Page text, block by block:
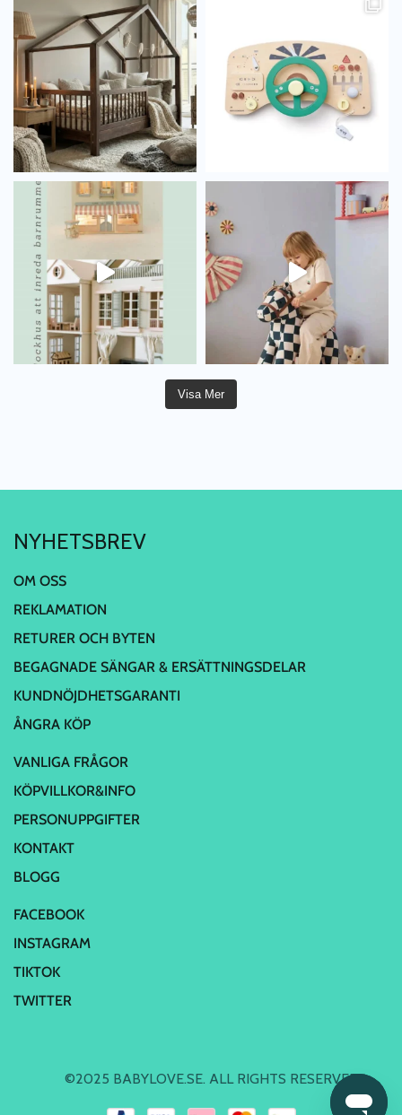
Visa Mer
NYHETSBREV
OM OSS
REKLAMATION
RETURER OCH BYTEN
BEGAGNADE SÄNGAR & ERSÄTTNINGSDELAR
KUNDNÖJDHETSGARANTI
ÅNGRA KÖP
VANLIGA FRÅGOR
KÖPVILLKOR&INFO
PERSONUPPGIFTER
KONTAKT
BLOGG
FACEBOOK
INSTAGRAM
TIKTOK
TWITTER
©2025 BABYLOVE.SE. ALL RIGHTS RESERVED